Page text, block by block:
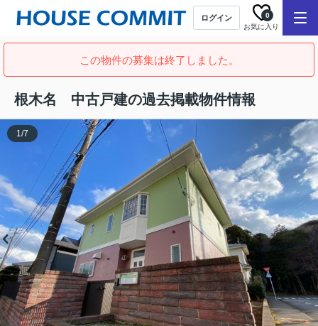
ログイン
お気に入り
0
この物件の募集は終了しました。
根木名 中古戸建の過去掲載物件情報
1/7